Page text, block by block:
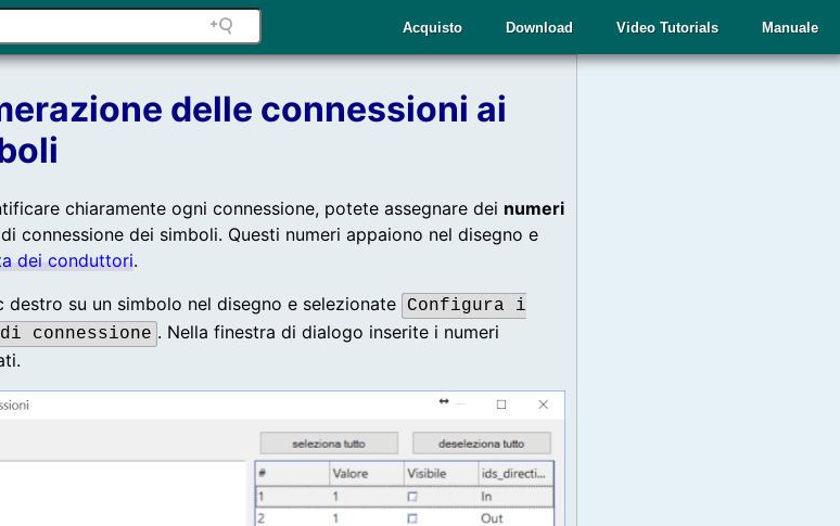
Manuale
Video Tutorials
Download
Acquisto
delle connessioni ai
chiaramente ogni connessione, potete assegnare dei numeri
connessione dei simboli. Questi numeri appaiono nel disegno e
dei conduttori.
destro su un simbolo nel disegno e selezionate
Configura i
connessione . Nella finestra di dialogo inserite i numeri